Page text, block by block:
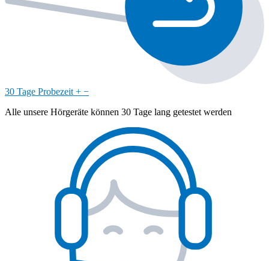
30 Tage Probezeit + −
Alle unsere Hörgeräte können 30 Tage lang getestet werden